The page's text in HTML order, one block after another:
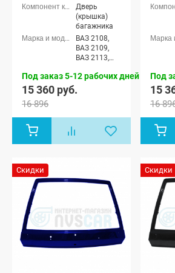
Дверь
(крышка)
багажника
ВАЗ 2108,
ВАЗ 2109,
ВАЗ 2113,
Под заказ 5-12 рабочих дней
15 360 руб.
16 896
Под
15
16
Скидки Скидки